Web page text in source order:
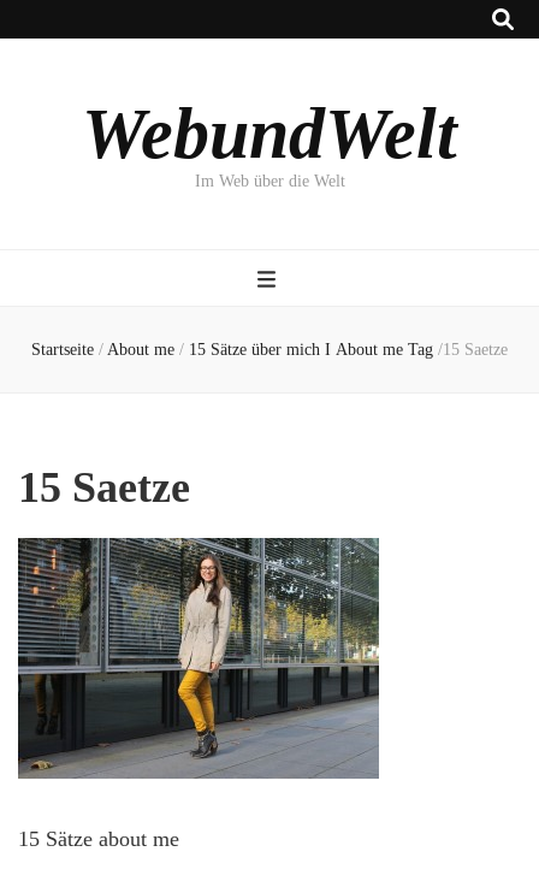
WebundWelt
Im Web über die Welt
Startseite / About me / 15 Sätze über mich Ι About me Tag /15 Saetze
15 Saetze
15 Sätze about me